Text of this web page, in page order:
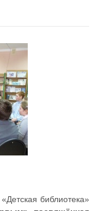
библиотека»